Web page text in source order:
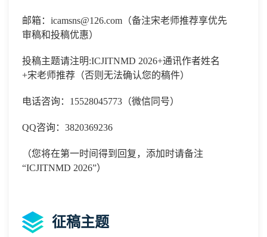
邮箱：icamsns@126.com（备注宋老师推荐享优先
审稿和投稿优惠）
投稿主题请注明:ICJITNMD 2026+通讯作者姓名
+宋老师推荐（否则无法确认您的稿件）
电话咨询：15528045773（微信同号）
QQ咨询：3820369236
（您将在第一时间得到回复，添加时请备注
“ICJITNMD 2026”）
征稿主题